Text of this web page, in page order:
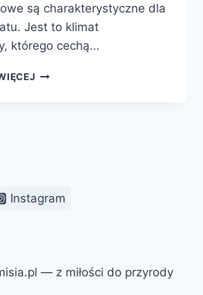
są charakterystyczne dla
Jest to klimat
którego cechą…
ARONIA
Instagram
— z miłości do przyrody